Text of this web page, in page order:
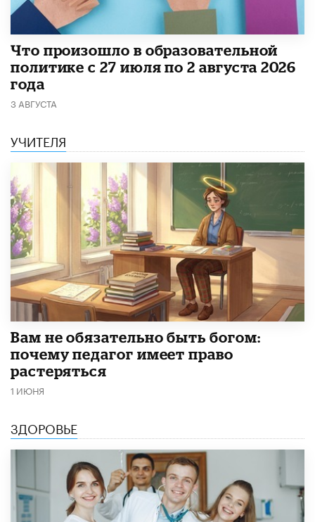
​Что произошло в образовательной
политике с 27 июля по 2 августа 2026
года
3 АВГУСТА
УЧИТЕЛЯ
​Вам не обязательно быть богом:
почему педагог имеет право
растеряться
1 ИЮНЯ
ЗДОРОВЬЕ